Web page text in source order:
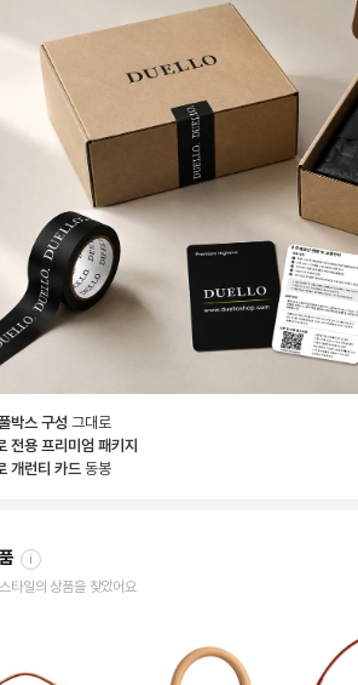
박스 구성 그대로
전용 프리미엄 패키지
개런티 카드 동봉
i
타일의 상품을 찾았어요